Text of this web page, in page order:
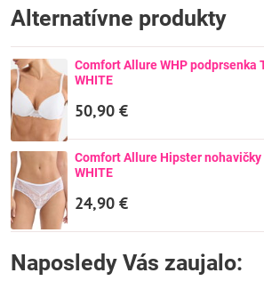
Alternatívne produkty
Comfort Allure WHP podprsenka
WHITE
50,90 €
Comfort Allure Hipster nohavičky
WHITE
24,90 €
Naposledy Vás zaujalo: